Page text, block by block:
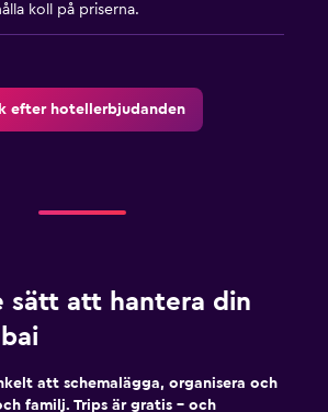
koll på priserna.
efter hotellerbjudanden
sätt att hantera din
att schemalägga, organisera och
familj. Trips är gratis – och